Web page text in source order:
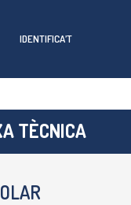
IDENTIFICA’T
TÈCNICA